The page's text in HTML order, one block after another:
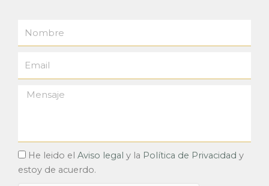
Mensaje
Acepto
He leido el Aviso legal y la Política de Privacidad y
estoy de acuerdo.